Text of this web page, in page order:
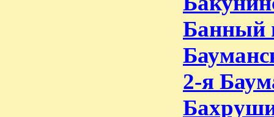
Банный
2-я